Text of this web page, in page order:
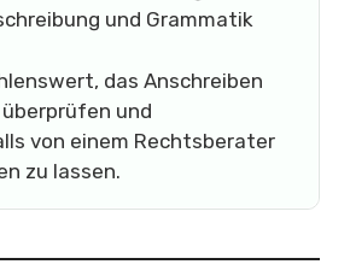
und Grammatik
das Anschreiben
und
von einem Rechtsberater
zu lassen.